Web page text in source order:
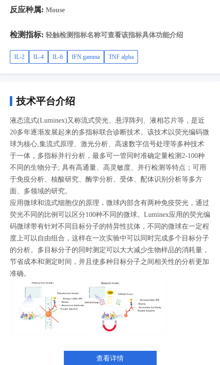
反应种属: Mouse
检测指标: 轻触检测指标名称可查看该指标具体功能介绍
IL-2 IL-4 IL-6 IFN gamma TNF alpha
技术平台介绍
液态流式(Luminex)又称流式荧光、悬浮阵列、液相芯片等，是近
20多年逐渐发展起来的多指标联合诊断技术。该技术以荧光编码微
球为核心,集流式原理、激光分析、高速数字信号处理等多种技术
于一体，多指标并行分析，最多可一管同时准确定量检测2-100种
不同的生物分子; 具有高通量、高灵敏度、并行检测等特点；可用
于免疫分析、核酸研究、酶学分析、受体、配体识别分析等多方
面、多领域的研究。
应用微球和流式细胞仪的原理，微球内部含有两种免疫荧光，通过
荧光不同的比例可以区分100种不同的微球。Luminex应用的荧光编
码微球带有针对不同目标分子的特异性抗体，不同的微球在一定程
度上可以自由组合，这样在一次实验中可以同时完成多个目标分子
的分析。多目标分子的同时测定可以大大减少生物样品的消耗量，
节省成本和测定时间，并且使多种目标分子之间相关性的分析更加
准确。
查看详情